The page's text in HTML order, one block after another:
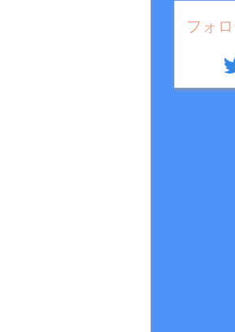
フォ